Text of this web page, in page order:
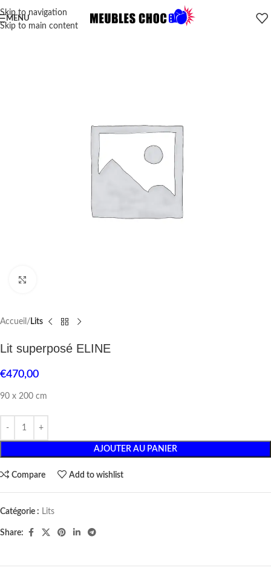
Skip to navigation
Skip to main content
MENU
Accueil Lits
Lit superposé ELINE
€470,00
90 x 200 cm
AJOUTER AU PANIER
Compare Add to wishlist
Catégorie : Lits
Share: